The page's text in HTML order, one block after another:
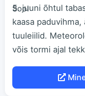
5. juuni õhtul
kaasa
tuuleiilid.
võis tormi ajal